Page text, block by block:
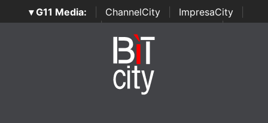
▾ G11 Media: ChannelCity ImpresaCity
SecurityOpenLab | Italian Channel Awards | Italian
Italian Security Awards